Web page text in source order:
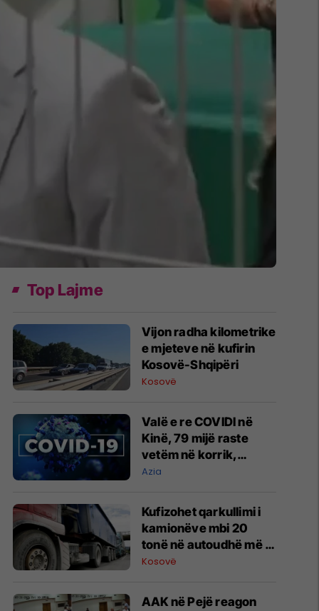
Top Lajme
​Vijon radha kilometrike
e mjeteve në kufirin
Kosovë-Shqipëri
Kosovë
Valë e re COVIDI në
Kinë, 79 mijë raste
vetëm në korrik,
autoritetet: Nuk ka
Azia
Kufizohet qarkullimi i
kamionëve mbi 20
tonë në autoudhë më 1
gusht
Kosovë
AAK në Pejë reagon